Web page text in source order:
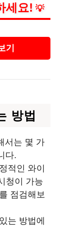
세요! 💡
기
방법
서는 몇 가
다.
적인 와이
청이 가능
점검해보
는 방법에